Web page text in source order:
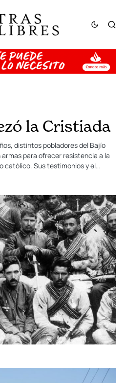
la Cristiada
distintos pobladores del Bajío
para ofrecer resistencia a la
católico. Sus testimonios y el…